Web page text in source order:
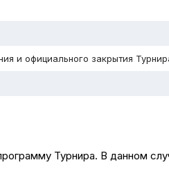
и официального закрытия
Турнира. В данном